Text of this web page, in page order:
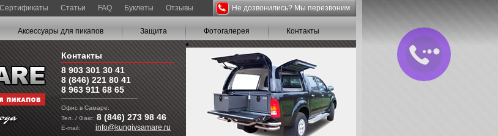
Сертификаты Статьи FAQ Буклеты Отзывы
Аксессуары для пикапов Защита Фотогалерея Контакты
Контакты
8 903 301 30 41
8 (846) 221 80 41
8 963 911 68 65
Офис в Самаре:
Тел. / Факс: 8 (846) 273 98 46
E-mail: info@kungivsamare.ru
Не дозвонились? Мы перезвоним